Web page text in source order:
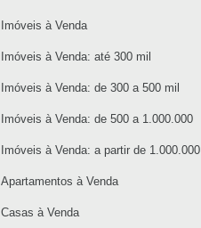
Imóveis à Venda
Imóveis à Venda: até 300 mil
Imóveis à Venda: de 300 a 500 mil
Imóveis à Venda: de 500 a 1.000.000
Imóveis à Venda: a partir de 1.000.000
Apartamentos à Venda
Casas à Venda